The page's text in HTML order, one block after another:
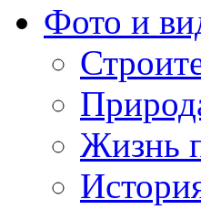
Фото и
Жизнь